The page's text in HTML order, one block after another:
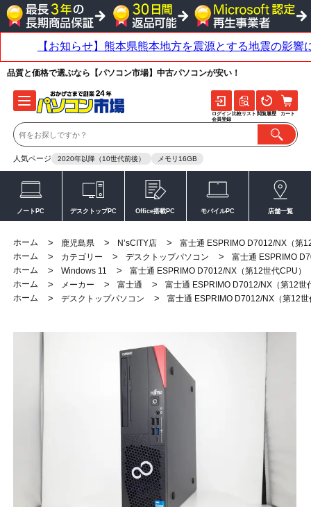
品質と価格で選ぶなら【パソコン市場】中古パソコンが安い！
人気ページ 2020年以降（10世代前後） メモリ16GB
ログイン
会員登録
比較リスト 閲覧履歴 カート
ノートPC デスクトップPC Office搭載PC モバイルPC 店舗一覧
ホーム > 鹿児島県 > N’sCITY店 >
富士通 ESPRIMO D7012/NX（第
ホーム
> カテゴリー > デスクトップパソコン >
富士通 ESPRIMO
ホーム
> Windows 11 >
富士通 ESPRIMO D7012/NX（第12世代CPU）
ホーム
> メーカー > 富士通 >
富士通 ESPRIMO D7012/NX（第12世
ホーム
> デスクトップパソコン > 富士通 ESPRIMO D7012/NX（第12